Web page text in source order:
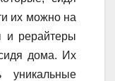
их можно на
и рерайтеры
дома. Их
уникальные